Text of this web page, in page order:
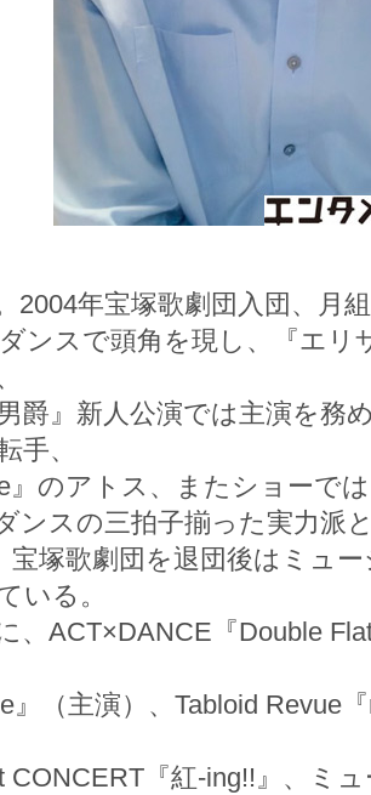
2004年宝塚歌劇団入団、月
ンスで頭角を現し、『エリ
男爵』新人公演では主演を務
手、
』のアトス、またショーで
ンスの三拍子揃った実力派
宝塚歌劇団を退団後はミュ
いる。
、ACT×DANCE『Double
』（主演）、Tabloid Revue
CONCERT『紅-ing!!』、ミ